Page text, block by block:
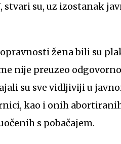
stvari su, uz izostanak
žena bili su
nije preuzeo
su sve vidljiviji u
kao i onih
s pobačajem.